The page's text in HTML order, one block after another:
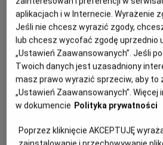
PREMIERA
17 lipca 2026
REŻYSERIA
Christopher Nolan
OBSADA
Anne Hathaway, Charlize Theron,
WIĘCEJ
GODZINY SEANSÓW
DZISIAJ, 10 SIERPNIA 2026
DZISIAJ,
10
20262D, napisy
17:40
2D, napisy
aplikacjach i w Internecie. Wyrażenie
Jeśli nie chcesz wyrazić zgody,
lub chcesz wycofać zgodę uprzednio
„Ustawień Zaawansowanych”. Jeśli
Twoich danych jest uzasadniony
masz prawo wyrazić sprzeciw, aby to
„Ustawień Zaawansowanych”.
w dokumencie Polityka prywatności
Poprzez kliknięcie AKCEPTUJĘ